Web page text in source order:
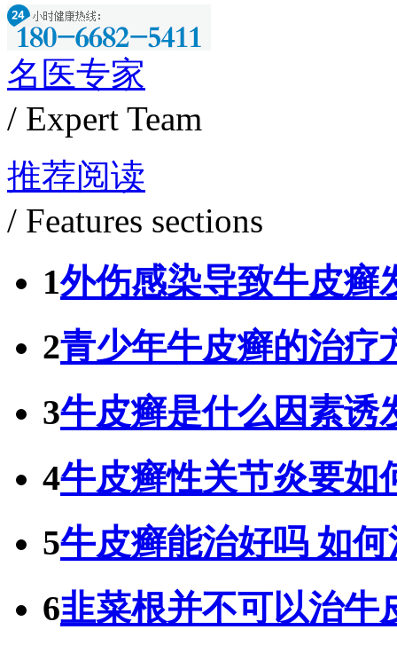
名医专家
/ Expert Team
推荐阅读
/ Features sections
1外伤感染导致牛皮癣
2青少年牛皮癣的治疗
3牛皮癣是什么因素诱
4牛皮癣性关节炎要如
5牛皮癣能治好吗 如
6韭菜根并不可以治牛